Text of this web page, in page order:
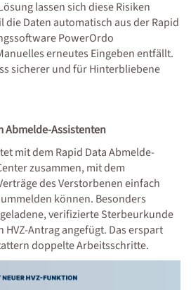
lassen sich diese Risiken
Daten automatisch aus der Rapid
PowerOrdo
erneutes Eingeben entfällt.
sicherer und für Hinterbliebene
Abmelde-Assistenten
mit dem Rapid Data Abmelde-
zusammen, mit dem
des Verstorbenen einfach
können. Besonders
verifizierte Sterbeurkunde
Antrag angefügt. Das erspart
doppelte Arbeitsschritte.